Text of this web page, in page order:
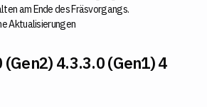
am Ende des Fräsvorgangs.
Aktualisierungen
4.3.3.0 (Gen1) 4